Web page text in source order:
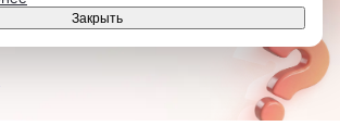
устройства
Закрыть